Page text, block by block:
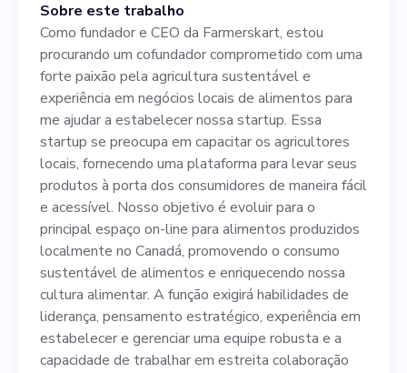
maneira fácil e acessível.
Nosso objetivo é evoluir para
o principal espaço on-line
para alimentos produzidos
localmente no Canadá,
promovendo o consumo
sustentável de alimentos e
enriquecendo nossa cultura
alimentar. A função exigirá
habilidades de liderança,
pensamento estratégico,
Sobre este trabalho
Como fundador e CEO da Farmerskart, estou
procurando um cofundador comprometido com uma
forte paixão pela agricultura sustentável e
experiência em negócios locais de alimentos para
me ajudar a estabelecer nossa startup. Essa
startup se preocupa em capacitar os agricultores
locais, fornecendo uma plataforma para levar seus
produtos à porta dos consumidores de maneira fácil
e acessível. Nosso objetivo é evoluir para o
principal espaço on-line para alimentos produzidos
localmente no Canadá, promovendo o consumo
sustentável de alimentos e enriquecendo nossa
cultura alimentar. A função exigirá habilidades de
liderança, pensamento estratégico, experiência em
estabelecer e gerenciar uma equipe robusta e a
capacidade de trabalhar em estreita colaboração